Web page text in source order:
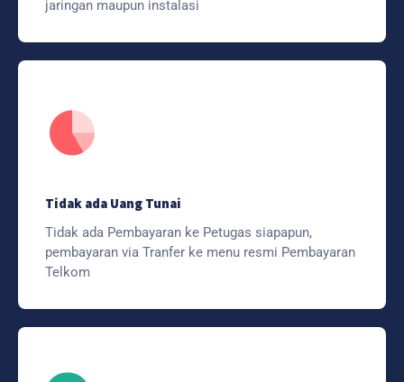
jaringan maupun instalasi
Tidak ada Uang Tunai
Tidak ada Pembayaran ke Petugas siapapun,
pembayaran via Tranfer ke menu resmi Pembayaran
Telkom